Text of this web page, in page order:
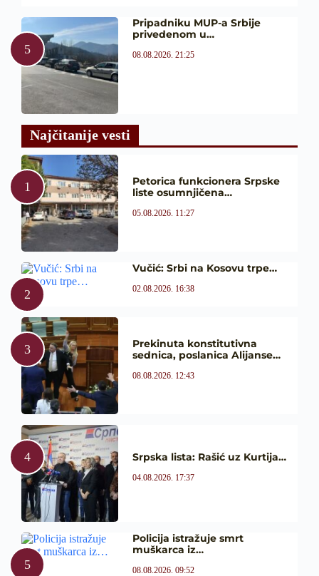
Pripadniku MUP-a Srbije
privedenom u…
08.08.2026. 21:25
Najčitanije vesti
Petorica funkcionera Srpske
liste osumnjičena…
05.08.2026. 11:27
Vučić: Srbi na Kosovu trpe…
02.08.2026. 16:38
Prekinuta konstitutivna
sednica, poslanica Alijanse…
08.08.2026. 12:43
Srpska lista: Rašić uz Kurtija…
04.08.2026. 17:37
Policija istražuje smrt
muškarca iz…
08.08.2026. 09:52